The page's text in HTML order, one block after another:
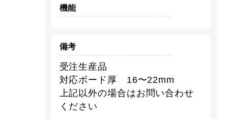
機能
備考
受注生産品
対応ボード厚 16〜22mm
上記以外の場合はお問い合わせ
ください